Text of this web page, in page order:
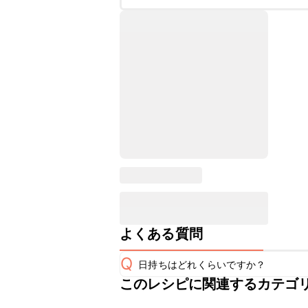
よくある質問
Q 日持ちはどれくらいですか？
保存期間は冷蔵で当日中が目安です
このレシピに関連するカテゴ